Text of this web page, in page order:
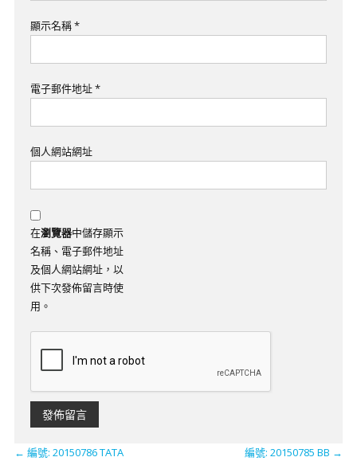
顯示名稱*
電子郵件地址*
個人網站網址
在瀏覽器中儲存顯示
名稱、電子郵件地址
及個人網站網址，以
供下次發佈留言時使
用。
← 編號: 20150786 TATA 編號: 20150785 BB →